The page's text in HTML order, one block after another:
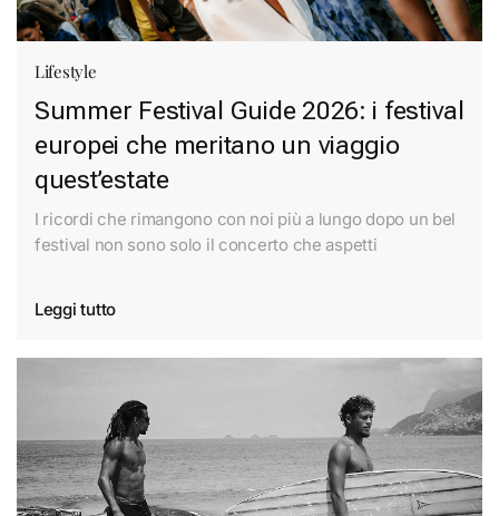
Lifestyle
Summer Festival Guide 2026: i festival
europei che meritano un viaggio
quest’estate
I ricordi che rimangono con noi più a lungo dopo un bel
festival non sono solo il concerto che aspetti
Leggi tutto